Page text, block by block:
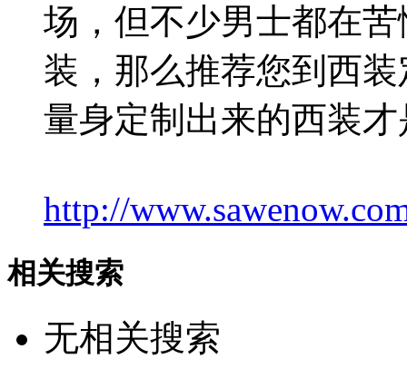
场，但不少男士都在
装，那么推荐您到西
量身定制出来的西装
http://
相关搜索
无相关搜索